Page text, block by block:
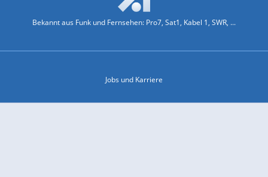
Bekannt aus Funk und Fernsehen: Pro7, Sat1, Kabel 1, SWR, ...
Jobs und Karriere